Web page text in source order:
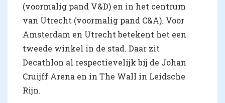
(voormalig pand V&D) en in het centrum
van Utrecht (voormalig pand C&A). Voor
Amsterdam en Utrecht betekent het een
tweede winkel in de stad. Daar zit
Decathlon al respectievelijk bij de Johan
Cruijff Arena en in The Wall in Leidsche
Rijn.